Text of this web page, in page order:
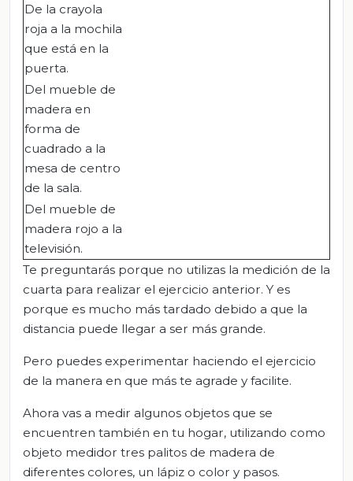
De la crayola
roja a la mochila
que está en la
puerta.
Del mueble de
madera en
forma de
cuadrado a la
mesa de centro
de la sala.
Del mueble de
madera rojo a la
televisión.
Te preguntarás porque no utilizas la medición de la
cuarta para realizar el ejercicio anterior. Y es
porque es mucho más tardado debido a que la
distancia puede llegar a ser más grande.
Pero puedes experimentar haciendo el ejercicio
de la manera en que más te agrade y facilite.
Ahora vas a medir algunos objetos que se
encuentren también en tu hogar, utilizando como
objeto medidor tres palitos de madera de
diferentes colores, un lápiz o color y pasos.